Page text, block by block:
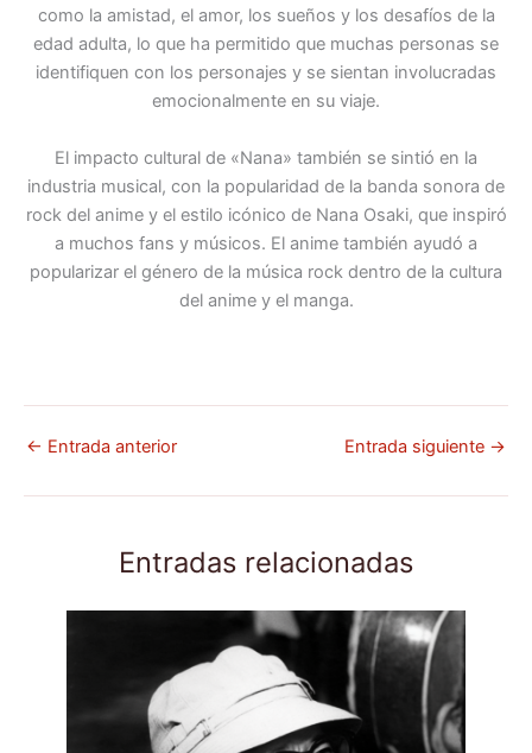
como la amistad, el amor, los sueños y los desafíos de la
edad adulta, lo que ha permitido que muchas personas se
identifiquen con los personajes y se sientan involucradas
emocionalmente en su viaje.
El impacto cultural de «Nana» también se sintió en la
industria musical, con la popularidad de la banda sonora de
rock del anime y el estilo icónico de Nana Osaki, que inspiró
a muchos fans y músicos. El anime también ayudó a
popularizar el género de la música rock dentro de la cultura
del anime y el manga.
← Entrada anterior Entrada siguiente →
Entradas relacionadas